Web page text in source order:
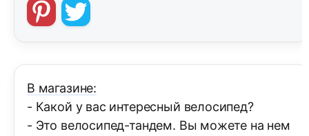
В магазине:
- Какой у вас интересный велосипед?
- Это велосипед-тандем. Вы можете на нем